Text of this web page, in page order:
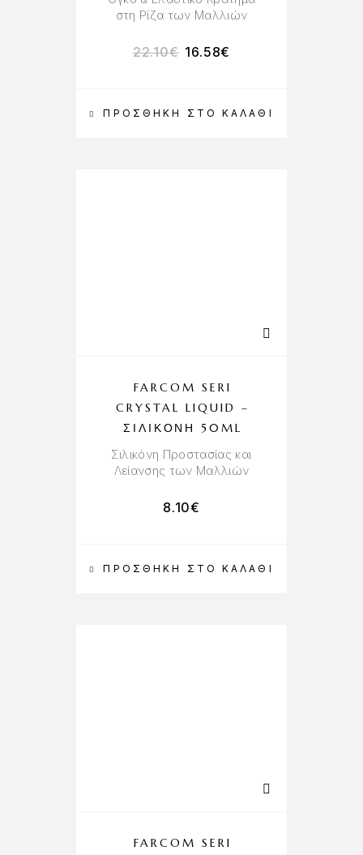
ΠΡΟΣΘΉΚΗ ΣΤΟ ΚΑΛΆΘΙ
στη Ρίζα των Μαλλιών
22.10€ 16.58€
ΠΡΟΣΘΉΚΗ ΣΤΟ ΚΑΛΆΘΙ
FARCOM SERI
CRYSTAL LIQUID –
ΣΙΛΙΚΌΝΗ 50ML
Σιλικόνη Προστασίας και
Λείανσης των Μαλλιών
8.10€
FARCOM SERI